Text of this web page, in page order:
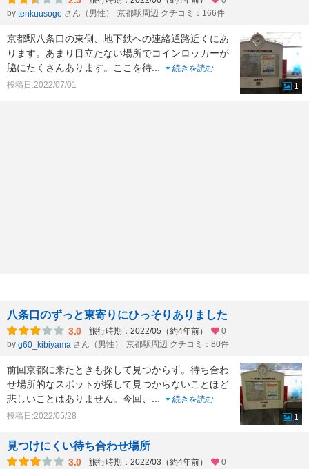
by tenkuusogo さん（男性） 京都駅周辺 クチコミ：166件
京都駅八条口の東側、地下鉄への連絡通路近くにあ
ります。あまり目立たない場所でコインロッカーが
脇にたくさんあります。ここを待
続きを読む
投稿日:2022/07/01
1
八条口のずっと東寄りにひっそりありました
3.0 旅行時期：2022/05（約4年前）
0
by g60_kibiyama さん（男性） 京都駅周辺 クチコミ：80件
前回京都に来たときも探して見つからず。待ち合わ
せ場所的なスポットが探して見つからないことほど
悲しいことはありません。今回、
続きを読む
投稿日:2022/05/28
1
見つけにくい待ち合わせ場所
3.0 旅行時期：2022/03（約4年前）
0